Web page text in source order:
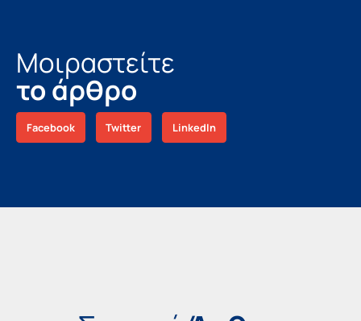
Μοιραστείτε
το άρθρο
Facebook Twitter LinkedIn